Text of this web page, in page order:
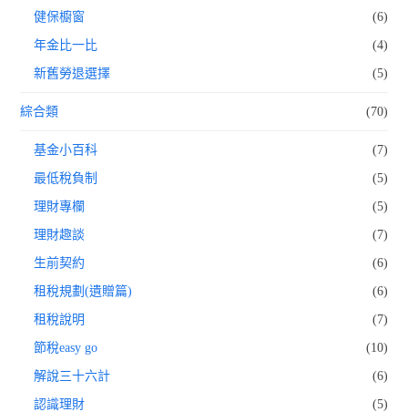
健保櫥窗 (6)
年金比一比 (4)
新舊勞退選擇 (5)
綜合類 (70)
基金小百科 (7)
最低稅負制 (5)
理財專欄 (5)
理財趣談 (7)
生前契約 (6)
租稅規劃(遺贈篇) (6)
租稅說明 (7)
節稅easy go (10)
解說三十六計 (6)
認識理財 (5)